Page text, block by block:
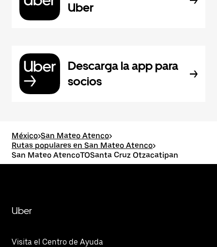
Uber
Descarga la app para
socios
México>San Mateo Atenco>
Rutas populares en San Mateo Atenco>
San Mateo AtencoTOSanta Cruz Otzacatipan
Uber
Visita el Centro de Ayuda